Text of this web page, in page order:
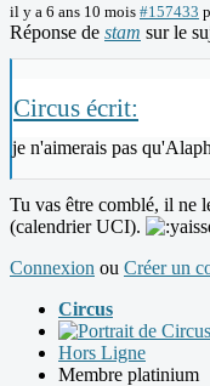
il y a 6 ans 10 mois #157433
Réponse de stam sur le
Circus écrit:
je n'aimerais pas
Tu vas être comblé, il ne
(calendrier UCI).
Connexion ou Créer un
Circus
Hors Ligne
Membre platinium